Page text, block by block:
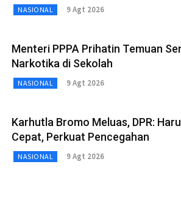
NASIONAL 9 Agt 2026
Menteri PPPA Prihatin Temuan
Narkotika di Sekolah
NASIONAL 9 Agt 2026
Karhutla Bromo Meluas, DPR:
Cepat, Perkuat Pencegahan
NASIONAL 9 Agt 2026